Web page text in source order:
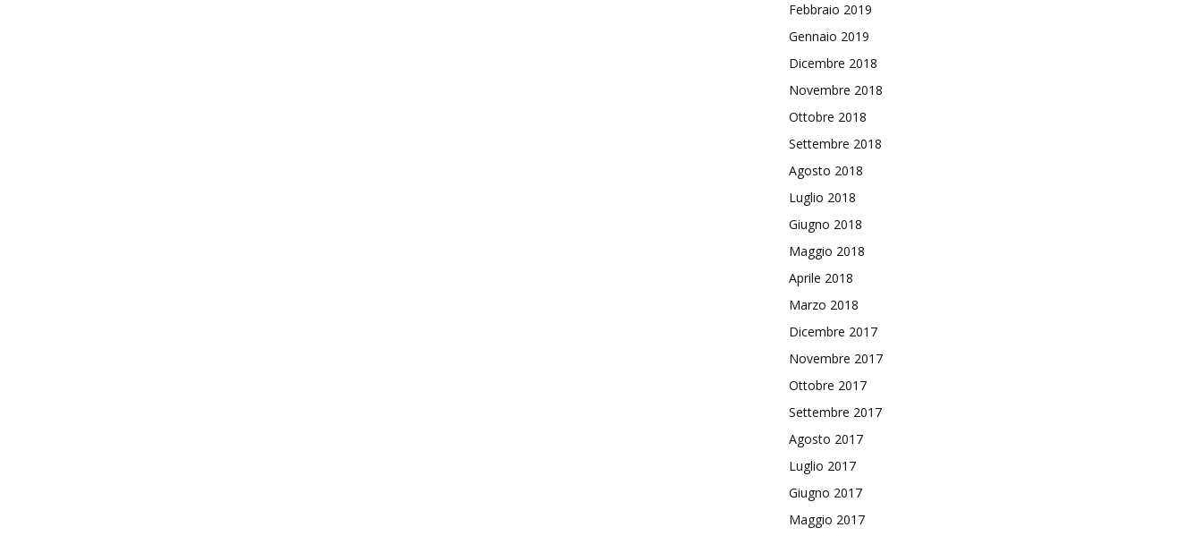
Febbraio 2019
Gennaio 2019
Dicembre 2018
Novembre 2018
Ottobre 2018
Settembre 2018
Agosto 2018
Luglio 2018
Giugno 2018
Maggio 2018
Aprile 2018
Marzo 2018
Dicembre 2017
Novembre 2017
Ottobre 2017
Settembre 2017
Agosto 2017
Luglio 2017
Giugno 2017
Maggio 2017